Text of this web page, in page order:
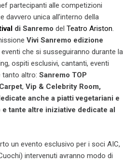
partecipanti alle competizioni
davvero unica all’interno della
di Sanremo del Teatro Ariston.
Vivi Sanremo edizione
che si susseguiranno durante la
ospiti esclusivi, cantanti, eventi
tanto altro: Sanremo TOP
, Vip & Celebrity Room,
anche a piatti vegetariani e
tante altre iniziative dedicate al
un evento esclusivo per i soci AIC,
intervenuti avranno modo di